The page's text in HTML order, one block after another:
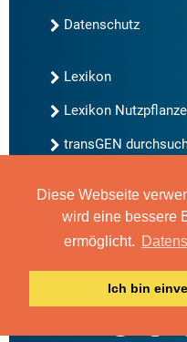
Diese Webseite
wird eine bessere
ermöglicht.
Ich bin
Datenschutz
Lexikon
Lexikon
transGEN
Neu bei transGEN